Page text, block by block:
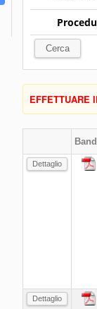
EFFETTUARE
Dettaglio
Dettaglio